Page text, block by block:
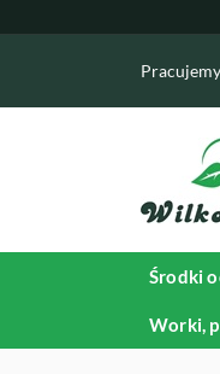
Środki
Worki,